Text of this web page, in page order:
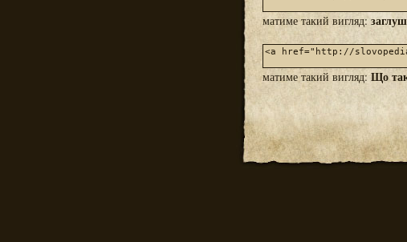
матиме такий вигляд:
матиме такий вигляд: Що